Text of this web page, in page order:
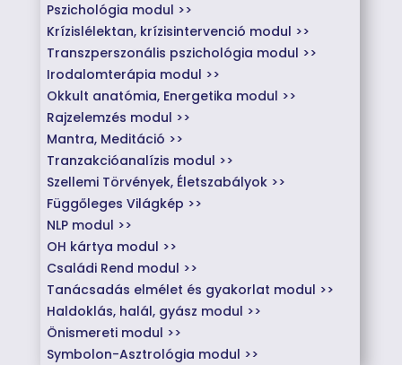
Pszichológia modul >>
Krízislélektan, krízisintervenció modul >>
Transzperszonális pszichológia modul >>
Irodalomterápia modul >>
Okkult anatómia, Energetika modul >>
Rajzelemzés modul >>
Mantra, Meditáció >>
Tranzakcióanalízis modul >>
Szellemi Törvények, Életszabályok >>
Függőleges Világkép >>
NLP modul >>
OH kártya modul >>
Családi Rend modul >>
Tanácsadás elmélet és gyakorlat modul >>
Haldoklás, halál, gyász modul >>
Önismereti modul >>
Symbolon-Asztrológia modul >>